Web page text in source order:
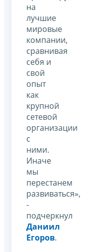
на
лучшие
мировые
компании,
сравнивая
себя и
свой
опыт
как
крупной
сетевой
организации
с
ними.
Иначе
мы
перестанем
развиваться»,
-
подчеркнул
Даниил
Егоров.